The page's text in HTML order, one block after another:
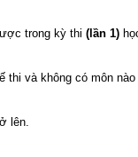
trong kỳ thi (lần 1)
thi và không có môn
lên.